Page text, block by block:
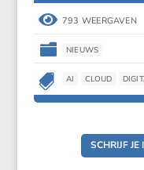
 793 WEERGAVEN
 NIEUWS
 AI CLOUD
SCHRIJF